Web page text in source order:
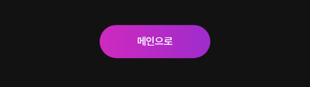
메인으로